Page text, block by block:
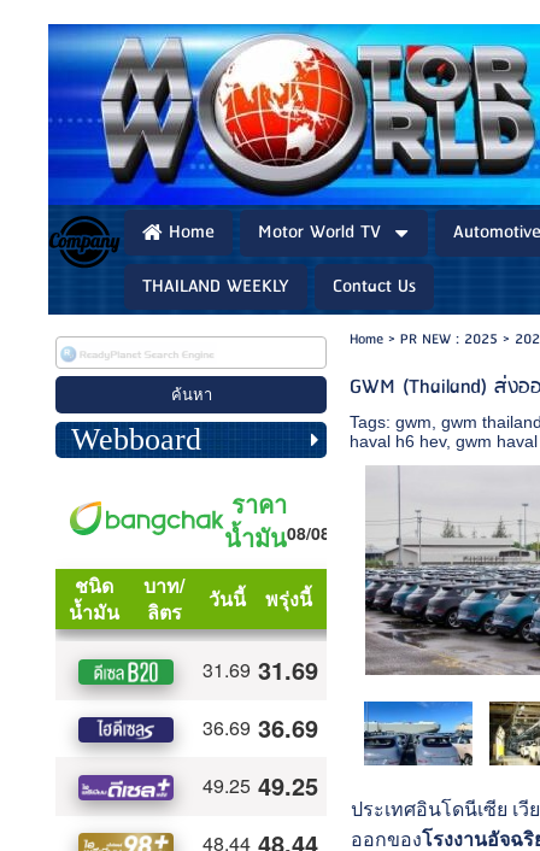
Home Motor World TV
THAILAND WEEKLY
Contact Us
Webboard
Home> PR NEW : 2025 >
GWM (Thailand) ส่ง
Tags:gwm ,gwm
haval h6 hev,gwm
ประเทศอินโดนีเซีย เ
ออกของโรงงานอัจฉ